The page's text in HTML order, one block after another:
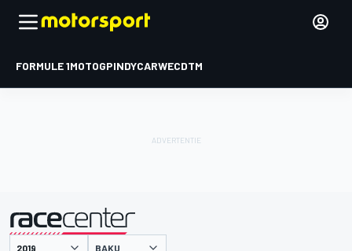
FORMULE 1MOTOGPINDYCARWECDTM
BAKU